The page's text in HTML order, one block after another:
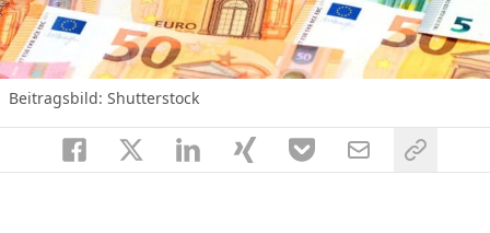
Beitragsbild: Shutterstock